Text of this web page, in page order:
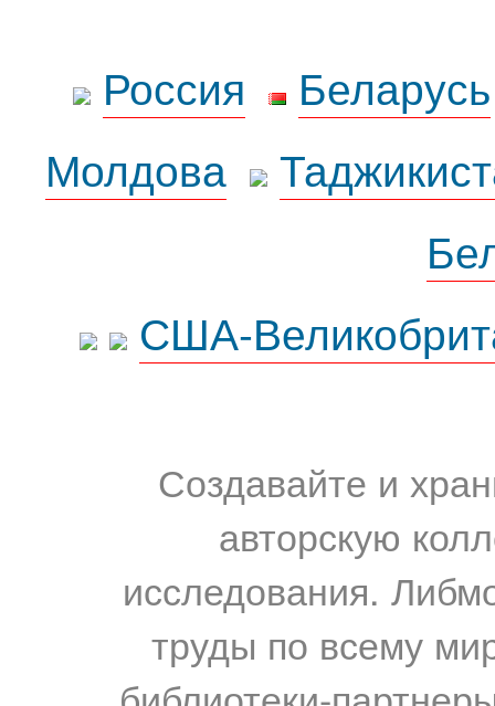
Россия
Беларусь
Молдова
США-
Создавайте и
авторскую
исследования.
труды по всему